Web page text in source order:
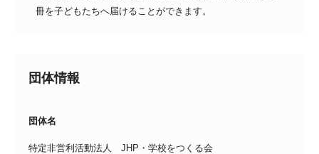
冊を子どもたちへ届けることができます。
団体情報
団体名
特定非営利活動法人 JHP・学校をつくる会